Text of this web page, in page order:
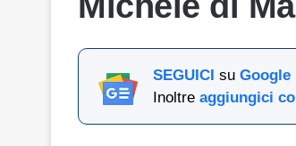
SEGUICI su Google
Inoltre aggiungici